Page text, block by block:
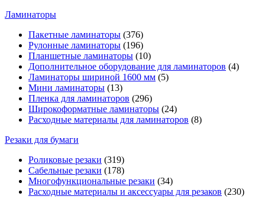
Ламинаторы
Пакетные ламинаторы (376)
Рулонные ламинаторы (196)
Планшетные ламинаторы (10)
Дополнительное оборудование для ламинаторов (4)
Ламинаторы шириной 1600 мм (5)
Мини ламинаторы (13)
Пленка для ламинаторов (296)
Широкоформатные ламинаторы (24)
Расходные материалы для ламинаторов (8)
Резаки для бумаги
Роликовые резаки (319)
Сабельные резаки (178)
Многофункциональные резаки (34)
Расходные материалы и аксессуары для резаков (230)